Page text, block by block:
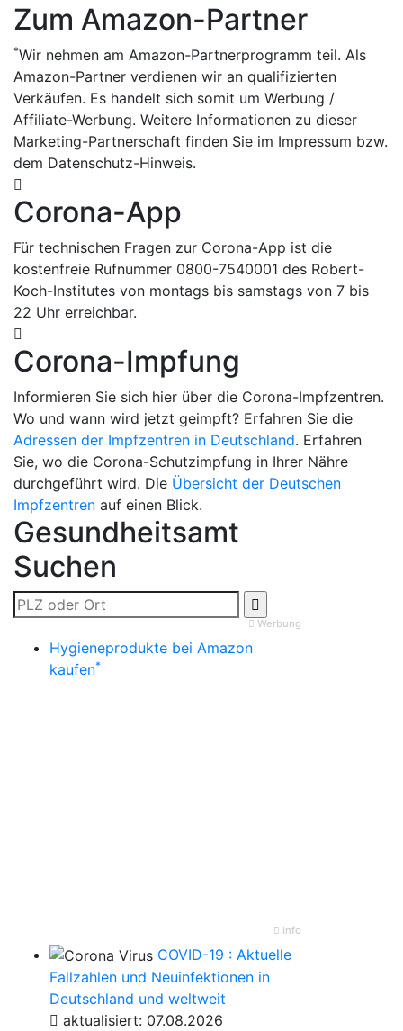
Zum Amazon-Partner
*Wir nehmen am Amazon-Partnerprogramm teil. Als
Amazon-Partner verdienen wir an qualifizierten
Verkäufen. Es handelt sich somit um Werbung /
Affiliate-Werbung. Weitere Informationen zu dieser
Marketing-Partnerschaft finden Sie im Impressum bzw.
dem Datenschutz-Hinweis.
Corona-App
Für technischen Fragen zur Corona-App ist die
kostenfreie Rufnummer 0800-7540001 des Robert-
Koch-Institutes von montags bis samstags von 7 bis
22 Uhr erreichbar.
Corona-Impfung
Informieren Sie sich hier über die Corona-Impfzentren.
Wo und wann wird jetzt geimpft? Erfahren Sie die
Adressen der Impfzentren in Deutschland. Erfahren
Sie, wo die Corona-Schutzimpfung in Ihrer Nähre
durchgeführt wird. Die Übersicht der Deutschen
Impfzentren auf einen Blick.
Gesundheitsamt
Suchen
Werbung
Hygieneprodukte bei Amazon
kaufen*
Info
COVID-19 : Aktuelle
Fallzahlen und Neuinfektionen in
Deutschland und weltweit
aktualisiert: 07.08.2026